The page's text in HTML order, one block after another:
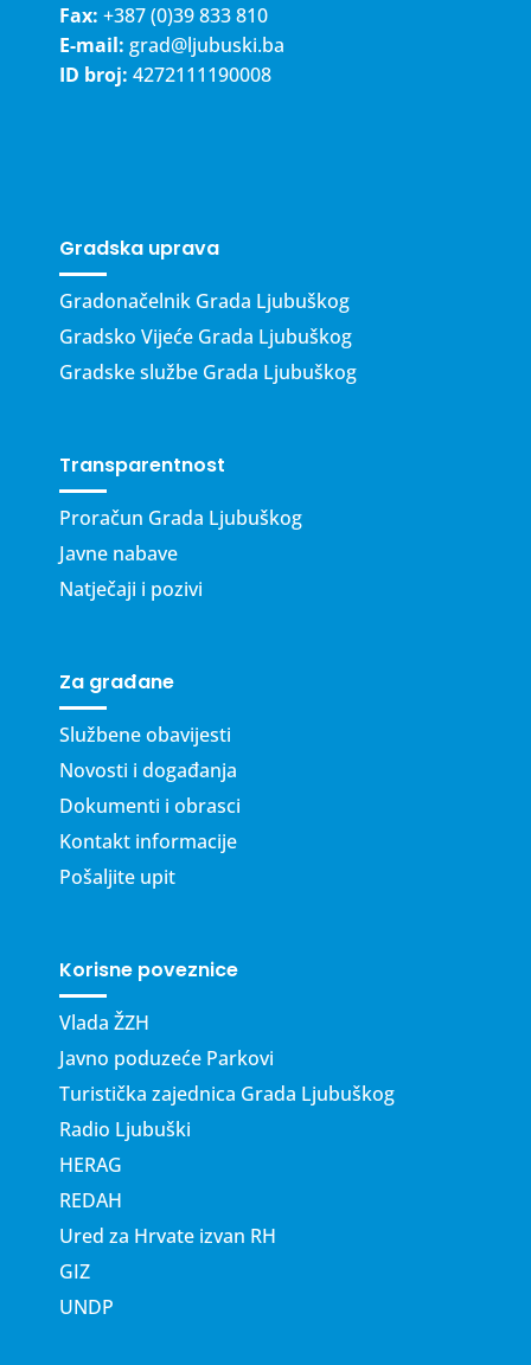
Fax: +387 (0)39 833 810
E-mail: grad@ljubuski.ba
ID broj: 4272111190008
Gradska uprava
Gradonačelnik Grada Ljubuškog
Gradsko Vijeće Grada Ljubuškog
Gradske službe Grada Ljubuškog
Transparentnost
Proračun Grada Ljubuškog
Javne nabave
Natječaji i pozivi
Za građane
Službene obavijesti
Novosti i događanja
Dokumenti i obrasci
Kontakt informacije
Pošaljite upit
Korisne poveznice
Vlada ŽZH
Javno poduzeće Parkovi
Turistička zajednica Grada Ljubuškog
Radio Ljubuški
HERAG
REDAH
Ured za Hrvate izvan RH
GIZ
UNDP